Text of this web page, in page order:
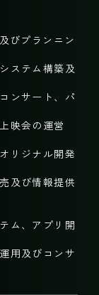
びプランニン
ステム構築及
ンサート、パ
映会の運営
リジナル開発
及び情報提供
ム、アプリ開
用及びコンサ